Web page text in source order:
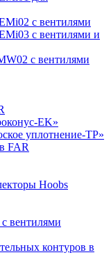
с вентилями
с вентилями и
с вентилями
EK»
уплотнение-TP»
FAR
Hoobs
вентилями
контуров в